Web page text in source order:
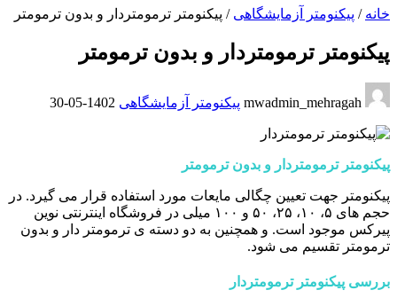
خانه / پیکنومتر آزمایشگاهی / پیکنومتر ترمومتردار و بدون ترمومتر
پیکنومتر ترمومتردار و بدون ترمومتر
پیکنومتر آزمایشگاهی 1402-05-30
پیکنومتر ترمومتردار و بدون ترمومتر
پیکنومتر جهت تعیین چگالی مایعات مورد استفاده قرار می گیرد. در
حجم های ۵، ۱۰، ۲۵، ۵۰ و ۱۰۰ میلی در فروشگاه اینترنتی نوین
پیرکس موجود است. و همچنین به دو دسته ی ترمومتر دار و بدون
ترمومتر تقسیم می شود.
بررسی پیکنومتر ترمومتردار